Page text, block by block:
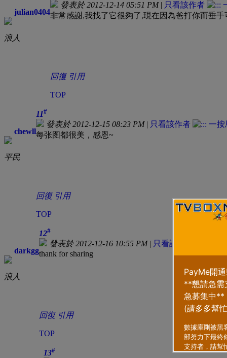
julian0404
浪人
發表於 2012-12-14 05:51 PM| 只看該作者
非常感謝,我找了它很夠了,現在因為爸打你而垂手
回復 引用
TOP
chewll
平民
11#
發表於 2012-12-15 08:23 PM| 只看該作者
每张图都很美，感恩~
回復 引用
TOP
darkgg
浪人
12#
發表於 2012-12-16 10:55 PM| 只看該作者
thank for sharing
回復 引用
TOP
13#